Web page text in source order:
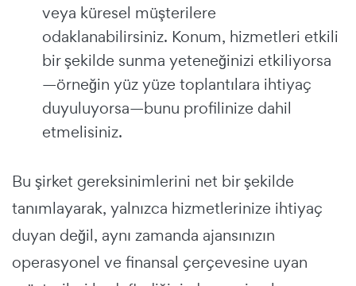
veya küresel müşterilere
odaklanabilirsiniz. Konum, hizmetleri etkili
bir şekilde sunma yeteneğinizi etkiliyorsa
—örneğin yüz yüze toplantılara ihtiyaç
duyuluyorsa—bunu profilinize dahil
etmelisiniz.
Bu şirket gereksinimlerini net bir şekilde
tanımlayarak, yalnızca hizmetlerinize ihtiyaç
duyan değil, aynı zamanda ajansınızın
operasyonel ve finansal çerçevesine uyan